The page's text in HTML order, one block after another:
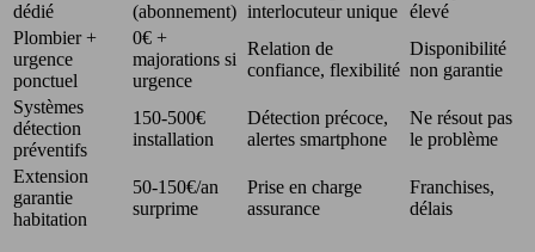
dédié
(abonnement) interlocuteur unique élevé
Plombier +
urgence
ponctuel
0€ +
majorations si
urgence
Relation de
confiance, flexibilité
Disponibilité
non garantie
Systèmes
détection
préventifs
150-500€
installation
Détection précoce,
alertes smartphone
Ne résout pas
le problème
Extension
garantie
habitation
50-150€/an
surprime
Prise en charge
assurance
Franchises,
délais